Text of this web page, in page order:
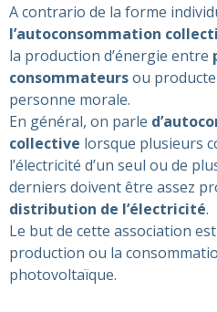
A contrario de la forme
l’autoconsommation
la production d’énergie entre
consommateursou
personne morale.
En général, on parle
collective lorsque plusieurs
l’électricité d’un seul ou de
derniers doivent être assez
distribution de l’électricité.
Le but de cette association
production ou la
photovoltaïque.